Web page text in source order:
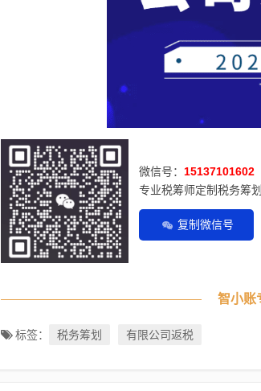
微信号： 15137101602
专业税筹师定制税务筹划
复制微信号
智小账
标签： 税务筹划 有限公司返税